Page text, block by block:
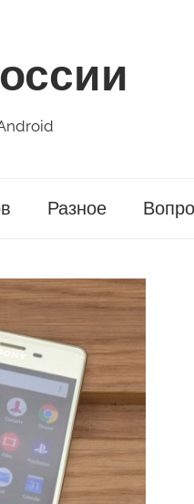
Разное